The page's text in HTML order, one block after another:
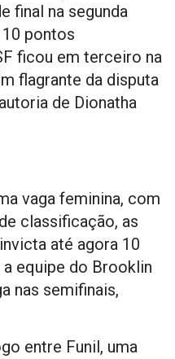
final na segunda
pontos
ficou em terceiro na
flagrante da disputa
de Dionatha
vaga feminina, com
classificação, as
até agora 10
equipe do Brooklin
nas semifinais,
entre Funil, uma